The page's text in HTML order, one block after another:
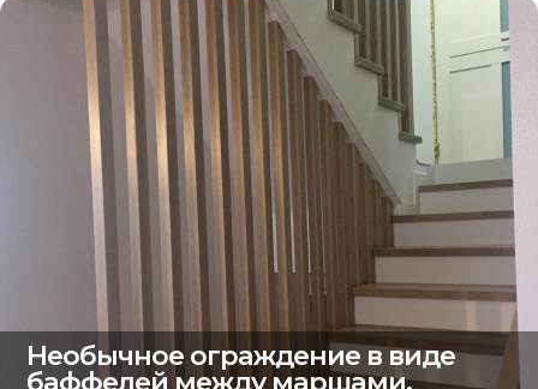
Необычное ограждение в виде
баффелей между маршами.